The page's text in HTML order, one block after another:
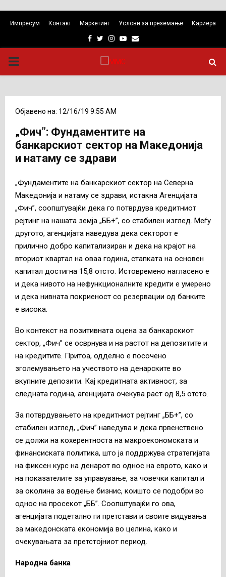
Импресум Контакт Маркетинг Услови за преземање Кариера
Facebook
TwitterInstagram
Youtube
Email
PRIMARY
Објавено на: 12/16/19 9:55 AM
„Фич”: Фундаментите на
банкарскиот сектор на Македонија
и натаму се здрави
„Фундаментите на банкарскиот сектор на Северна
Македонија и натаму се здрави, истакна Агенцијата
„Фич”, соопштувајќи дека го потврдува кредитниот
рејтинг на нашата земја „ББ+”, со стабилен изглед. Меѓу
другото, агенцијата наведува дека секторот е
прилично добро капитализиран и дека на крајот на
вториот квартал на оваа година, стапката на основен
капитал достигна 15,8 отсто. Истовремено нагласено е
и дека нивото на нефункционалните кредити е умерено
и дека нивната покриеност со резервации од банките
е висока.
Во контекст на позитивната оцена за банкарскиот
сектор, „Фич” се осврнува и на растот на депозитите и
на кредитите. Притоа, одделно е посочено
зголемувањето на учеството на денарските во
вкупните депозити. Кај кредитната активност, за
следната година, агенцијата очекува раст од 8,5 отсто.
За потврдувањето на кредитниот рејтинг „ББ+”, со
стабилен изглед, „Фич” наведува и дека првенствено
се должи на кохерентноста на макроекономската и
финансиската политика, што ја поддржува стратегијата
на фиксен курс на денарот во однос на еврото, како и
на показателите за управување, за човечки капитал и
за околина за водење бизнис, коишто се подобри во
однос на просекот „ББ”. Соопштувајќи го ова,
агенцијата подетално ги претстави и своите видувања
за македонската економија во целина, како и
очекувањата за претстојниот период.
Народна банка